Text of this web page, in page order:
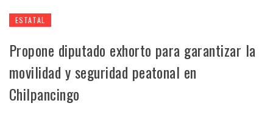
ESTATAL
Propone diputado exhorto para garantizar la
movilidad y seguridad peatonal en
Chilpancingo